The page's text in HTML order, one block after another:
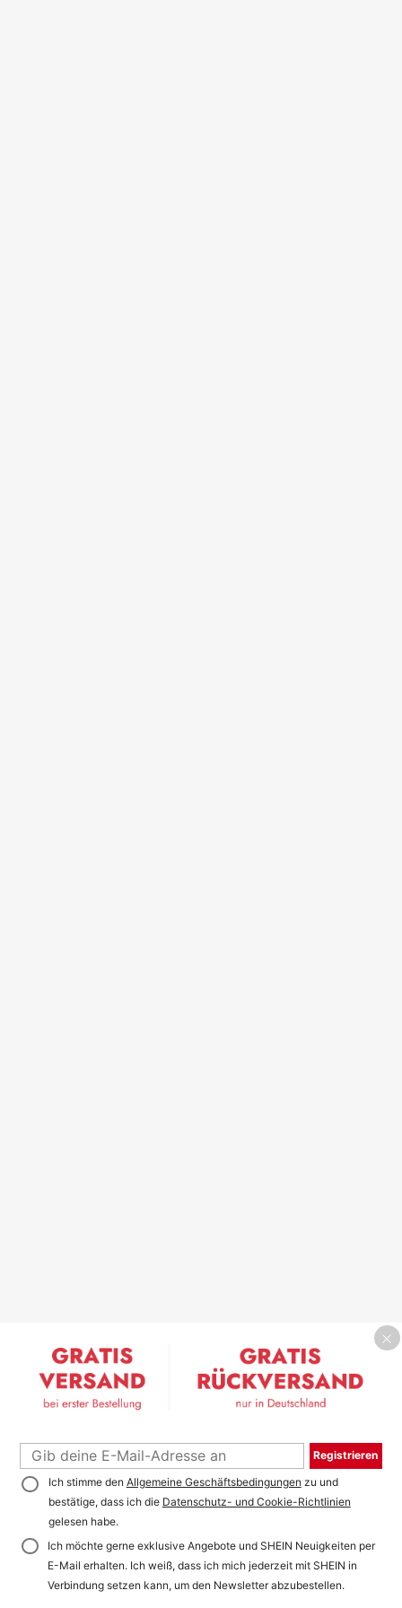
Registrieren
Ich stimme den Allgemeine Geschäftsbedingungen zu und
bestätige, dass ich die Datenschutz- und Cookie-Richtlinien
gelesen habe.
Ich möchte gerne exklusive Angebote und SHEIN Neuigkeiten per
E-Mail erhalten. Ich weiß, dass ich mich jederzeit mit SHEIN in
Verbindung setzen kann, um den Newsletter abzubestellen.